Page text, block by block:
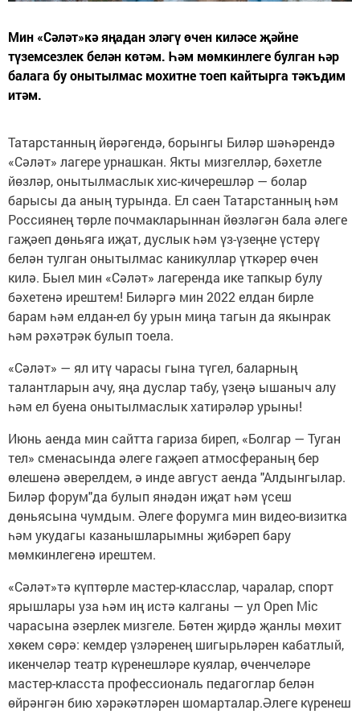
Мин «Сәләт»кә яңадан эләгү өчен киләсе җәйне
түземсезлек белән көтәм. Һәм мөмкинлеге булган һәр
балага бу онытылмас мохитне тоеп кайтырга тәкъдим
итәм.
Татарстанның йөрәгендә, борынгы Биләр шәһәрендә
«Сәләт» лагере урнашкан. Якты мизгелләр, бәхетле
йөзләр, онытылмаслык хис-кичерешләр — болар
барысы да аның турында. Ел саен Татарстанның һәм
Россиянең төрле почмакларыннан йөзләгән бала әлеге
гаҗәеп дөньяга иҗат, дуслык һәм үз-үзеңне үстерү
белән тулган онытылмас каникуллар үткәрер өчен
килә. Быел мин «Сәләт» лагеренда ике тапкыр булу
бәхетенә ирештем! Биләргә мин 2022 елдан бирле
барам һәм елдан-ел бу урын миңа тагын да якынрак
һәм рәхәтрәк булып тоела.
«Сәләт» — ял итү чарасы гына түгел, баларның
талантларын ачу, яңа дуслар табу, үзеңә ышаныч алу
һәм ел буена онытылмаслык хатирәләр урыны!
Июнь аенда мин сайтта гариза биреп, «Болгар — Туган
тел» сменасында әлеге гаҗәеп атмосфераның бер
өлешенә әверелдем, ә инде август аенда "Алдынгылар.
Биләр форум"да булып янәдән иҗат һәм үсеш
дөньясына чумдым. Әлеге форумга мин видео-визитка
һәм укудагы казанышларымны җибәреп бару
мөмкинлегенә ирештем.
«Сәләт»тә күптөрле мастер-класслар, чаралар, спорт
ярышлары уза һәм иң истә калганы — ул Open Mic
чарасына әзерлек мизгеле. Бөтен җирдә җанлы мөхит
хөкем сөрә: кемдер үзләренең шигырьләрен кабатлый,
икенчеләр театр күренешләре куялар, өченчеләре
мастер-класста профессиональ педагоглар белән
өйрәнгән бию хәрәкәтләрен шомарталар.Әлеге күренеш